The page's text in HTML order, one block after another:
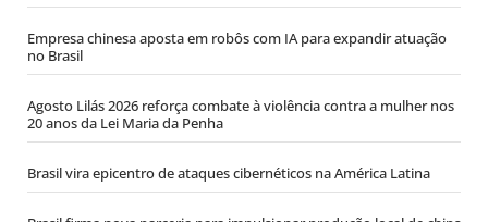
Empresa chinesa aposta em robôs com IA para expandir atuação
no Brasil
Agosto Lilás 2026 reforça combate à violência contra a mulher nos
20 anos da Lei Maria da Penha
Brasil vira epicentro de ataques cibernéticos na América Latina